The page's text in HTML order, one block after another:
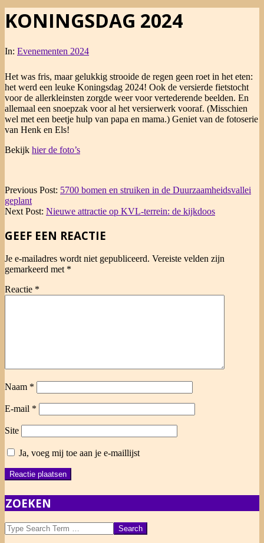
KONINGSDAG 2024
In: Evenementen 2024
Het was fris, maar gelukkig strooide de regen geen roet in het eten:
het werd een leuke Koningsdag 2024! Ook de versierde fietstocht
voor de allerkleinsten zorgde weer voor vertederende beelden. En
allemaal een snoepzak voor al het versierwerk vooraf. (Misschien
wel met een beetje hulp van papa en mama.) Geniet van de fotoserie
van Henk en Els!
Bekijk hier de foto’s
2024-
04-
27
Previous Post: 5700 bomen en struiken in de Duurzaamheidsvallei
geplant
Next Post: Nieuwe attractie op KVL-terrein: de kijkdoos
GEEF EEN REACTIE
Je e-mailadres wordt niet gepubliceerd. Vereiste velden zijn
gemarkeerd met *
Reactie *
Naam *
E-mail *
Site
Ja, voeg mij toe aan je e-maillijst
ZOEKEN
Search